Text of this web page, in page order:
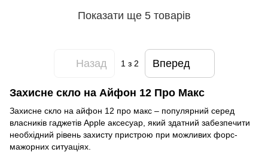
Показати ще 5 товарів
Назад 1з 2 Вперед
Захисне скло на Айфон 12 Про Макс
Захисне скло на айфон 12 про макс – популярний серед
власників гаджетів Apple аксесуар, який здатний забезпечити
необхідний рівень захисту пристрою при можливих форс-
мажорних ситуаціях.